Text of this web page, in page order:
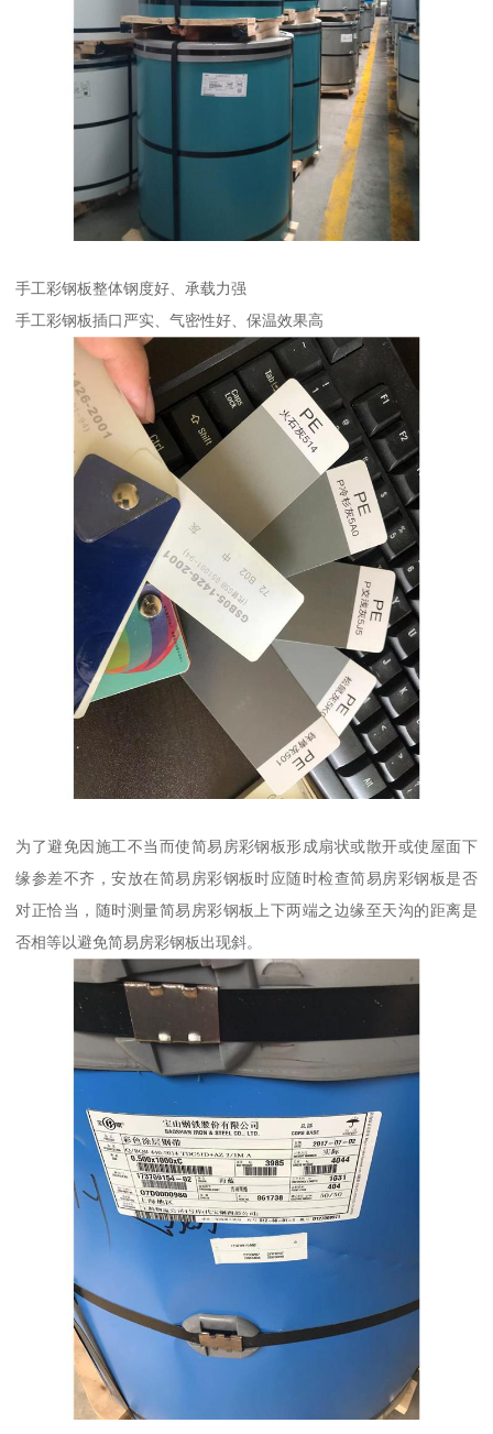
手工彩钢板整体钢度好、承载力强
手工彩钢板插口严实、气密性好、保温效果高
为了避免因施工不当而使简易房彩钢板形成扇状或散开或使屋面下
缘参差不齐，安放在简易房彩钢板时应随时检查简易房彩钢板是否
对正恰当，随时测量简易房彩钢板上下两端之边缘至天沟的距离是
否相等以避免简易房彩钢板出现斜。